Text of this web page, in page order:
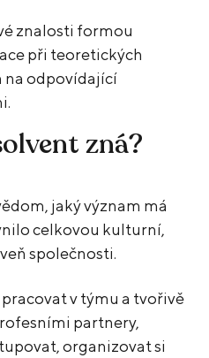
znalosti formou
při teoretických
na odpovídající
zná?
jaký význam má
celkovou kulturní,
společnosti.
v týmu a tvořivě
partnery,
organizovat si